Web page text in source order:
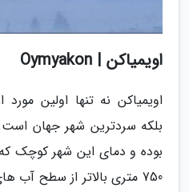
اویمیاکن | Oymyakon
اویمیاکن نه تنها اولین
بلکه سردترین شهر جهان
بوده و دمای این شهر کوچک
750 متری بالاتر از سطح آب